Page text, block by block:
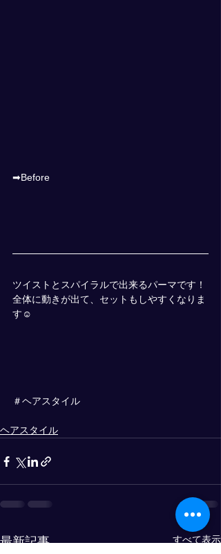
➡Before
ツイストとスパイラルで出来るパーマです！
全体に動きが出て、セットもしやすくなりま
す☺
＃ヘアスタイル
ヘアスタイル
最新記事 すべて表示